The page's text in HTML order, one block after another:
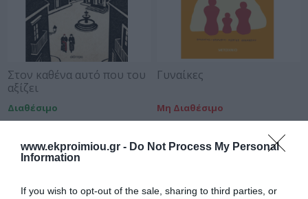
www.ekproimiou.gr - Do Not Process My Personal
Information
If you wish to opt-out of the sale, sharing to third parties, or
Στον καθένα αυτό που του
αξίζει
Διαθέσιμο
€14,35 €12,92
Γυναίκες
Μη Διαθέσιμο
€14,40 €12,96